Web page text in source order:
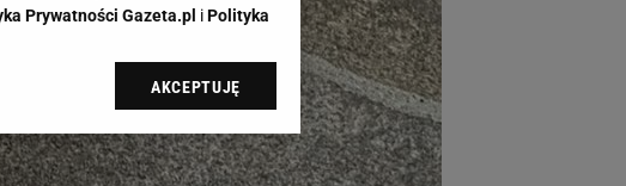
Prywatności Gazeta.pl iPolityka
Gazeta.pl sp. z o.o., jej
przetwarzania danych poprzez
Zmiana ustawień
AKCEPTUJĘ